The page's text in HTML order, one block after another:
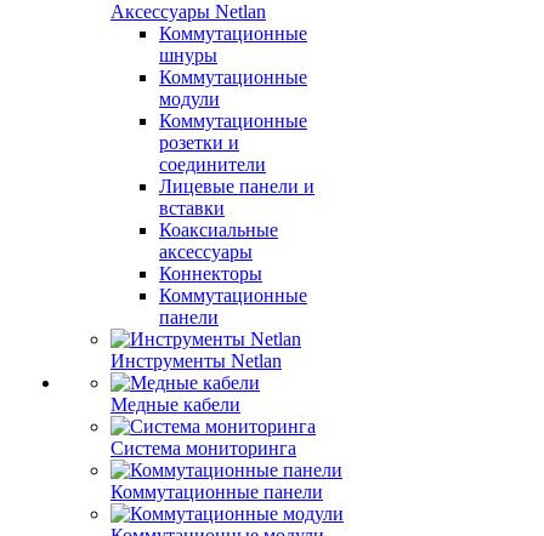
Аксессуары Netlan
Коммутационные
шнуры
Коммутационные
модули
Коммутационные
розетки и
соединители
Лицевые панели и
вставки
Коаксиальные
аксессуары
Коннекторы
Коммутационные
панели
Инструменты Netlan
Медные кабели
Система мониторинга
Коммутационные панели